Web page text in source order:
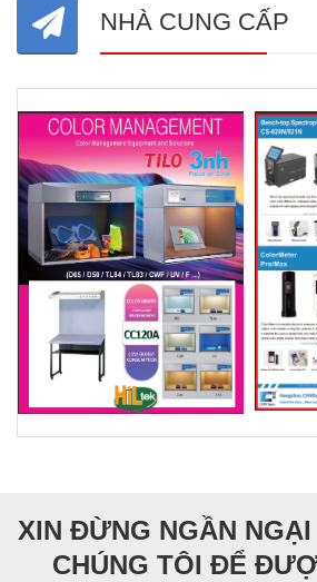
NHÀ CUNG CẤP
XIN ĐỪNG NGẦN
CHÚNG TÔI ĐỂ